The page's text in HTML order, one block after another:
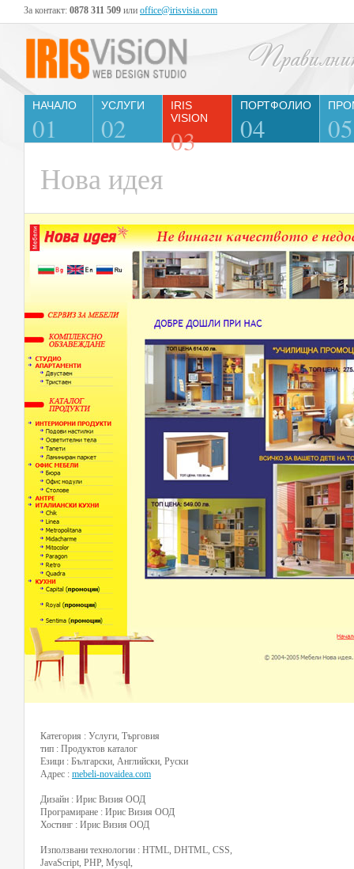
За контакт: 0878 311 509 или office@irisvisia.com
НАЧАЛО
01
УСЛУГИ
02
IRIS
VISION
03
ПОРТФОЛИО
04 05
Нова идея
Категория : Услуги, Търговия
тип : Продуктов каталог
Езици : Български, Английски, Руски
Адрес : mebeli-novaidea.com
Дизайн : Ирис Визия ООД
Програмиране : Ирис Визия ООД
Хостинг : Ирис Визия ООД
Използвани технологии : HTML, DHTML, CSS,
JavaScript, PHP, Mysql,